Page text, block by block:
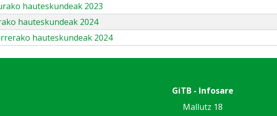
hauteskundeak 2023
hauteskundeak 2024
hauteskundeak 2024
GiTB - Infosare
Mallutz 18